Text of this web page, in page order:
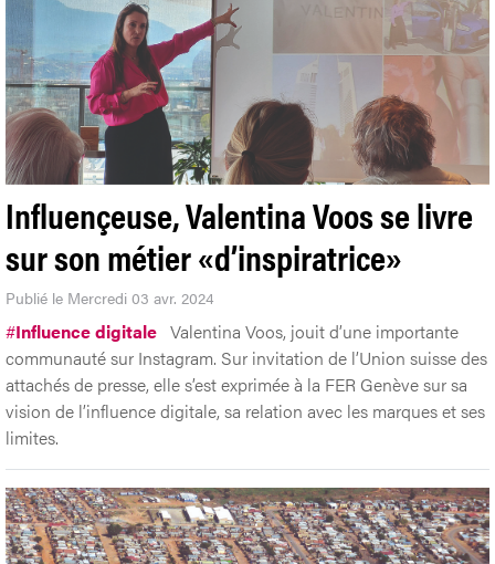
Influençeuse, Valentina Voos se livre
sur son métier «d’inspiratrice»
Publié le Mercredi 03 avr. 2024
#Influence digitale Valentina Voos, jouit d’une importante
communauté sur Instagram. Sur invitation de l’Union suisse des
attachés de presse, elle s’est exprimée à la FER Genève sur sa
vision de l’influence digitale, sa relation avec les marques et ses
limites.